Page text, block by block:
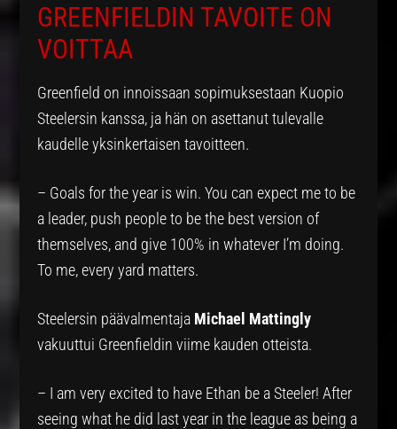
GREENFIELDIN TAVOITE ON
VOITTAA
Greenfield on innoissaan sopimuksestaan Kuopio
Steelersin kanssa, ja hän on asettanut tulevalle
kaudelle yksinkertaisen tavoitteen.
– Goals for the year is win. You can expect me to be
a leader, push people to be the best version of
themselves, and give 100% in whatever I’m doing.
To me, every yard matters.
Steelersin päävalmentaja Michael Mattingly
vakuuttui Greenfieldin viime kauden otteista.
– I am very excited to have Ethan be a Steeler! After
seeing what he did last year in the league as being a